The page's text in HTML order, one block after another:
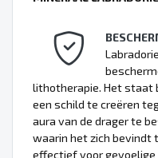
lithotherapie. Het staat
een schild te creëren
aura van de drager te
waarin het zich bevindt
effectief voor